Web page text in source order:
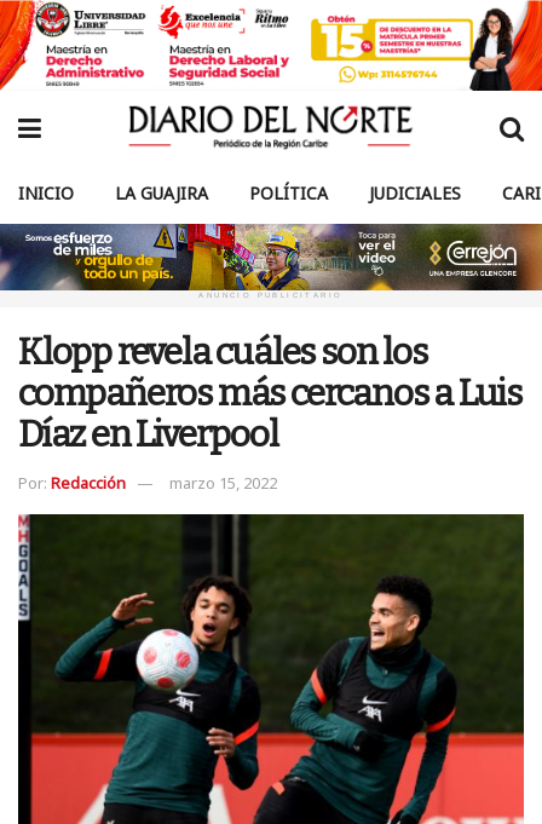
INICIO LA GUAJIRA POLÍTICA JUDICIALES
ANUNCIO PUBLICITARIO
Klopp revela cuáles son los
compañeros más cercanos a Luis
Díaz en Liverpool
Por: Redacción marzo 15, 2022